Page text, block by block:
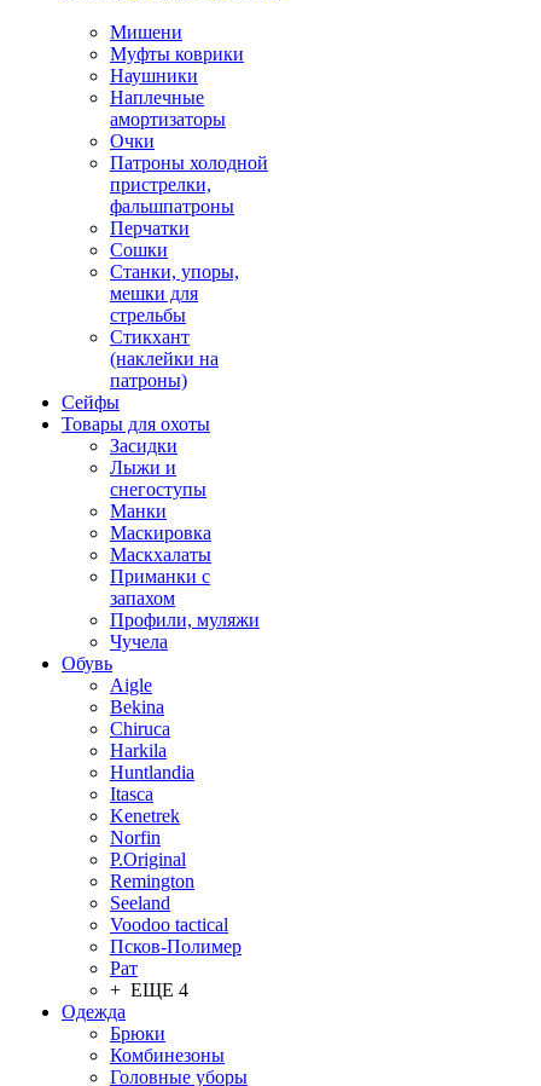
Мишени
Муфты коврики
Наушники
Наплечные
амортизаторы
Очки
Патроны холодной
пристрелки,
фальшпатроны
Перчатки
Сошки
Станки, упоры,
мешки для
стрельбы
Стикхант
(наклейки на
патроны)
Сейфы
Товары для охоты
Засидки
Лыжи и
снегоступы
Манки
Маскировка
Маскхалаты
Приманки с
запахом
Профили, муляжи
Чучела
Обувь
Aigle
Bekina
Chiruсa
Harkila
Huntlandia
Itasca
Kenetrek
Norfin
P.Original
Remington
Seeland
Voodoo tactical
Псков-Полимер
Рат
+ ЕЩЕ 4
Одежда
Брюки
Комбинезоны
Головные уборы